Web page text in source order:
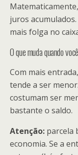
juros
mais folga no
O que muda quando
Com mais
tende a ser
costumam ser
bastante o saldo.
Atenção: parcela
economia. Se a